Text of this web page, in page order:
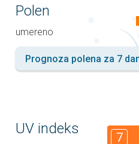
Polen
umereno
Prognoza polena za 7
UV indeks
7